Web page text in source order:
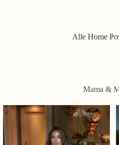
Alle Home
Mama &